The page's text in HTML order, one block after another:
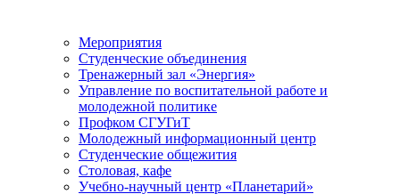
Мероприятия
Студенческие объединения
Тренажерный зал «Энергия»
Управление по воспитательной работе и
молодежной политике
Профком СГУГиТ
Молодежный информационный центр
Студенческие общежития
Столовая, кафе
Учебно-научный центр «Планетарий»